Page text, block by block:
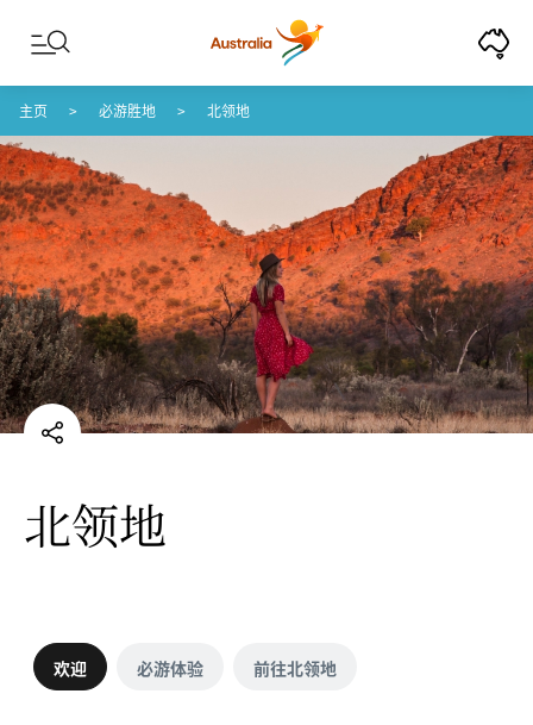
Skip to content
Skip to footer navigation
主页 必游胜地 北领地
北领地
欢迎 必游体验 前往北领地